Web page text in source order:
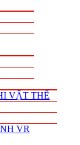
VẬT THỂ
VR